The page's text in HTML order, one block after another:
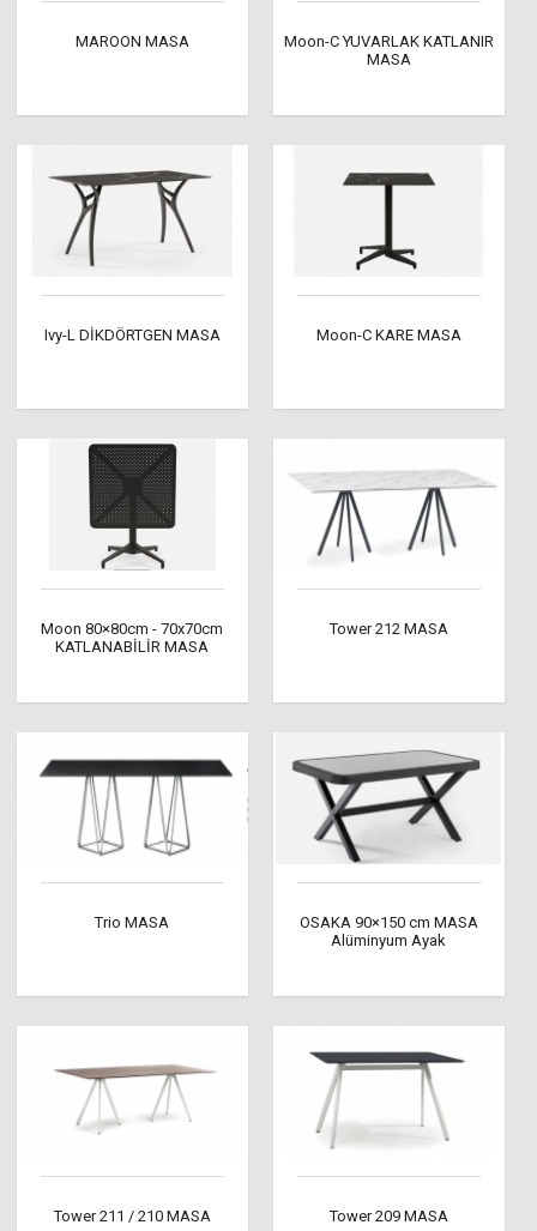
MAROON MASA
Moon-C YUVARLAK KATLANIR
MASA
Ivy-L DİKDÖRTGEN MASA Moon-C KARE MASA
Moon 80×80cm - 70x70cm
KATLANABİLİR MASA
Tower 212 MASA
Trio MASA
OSAKA 90×150 cm MASA
Alüminyum Ayak
Tower 211 / 210 MASA Tower 209 MASA